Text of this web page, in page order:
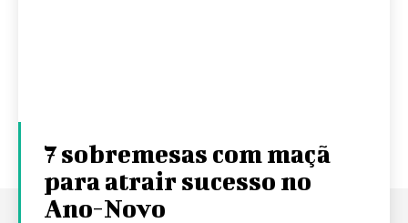
7 sobremesas com maçã
para atrair sucesso no
Ano-Novo